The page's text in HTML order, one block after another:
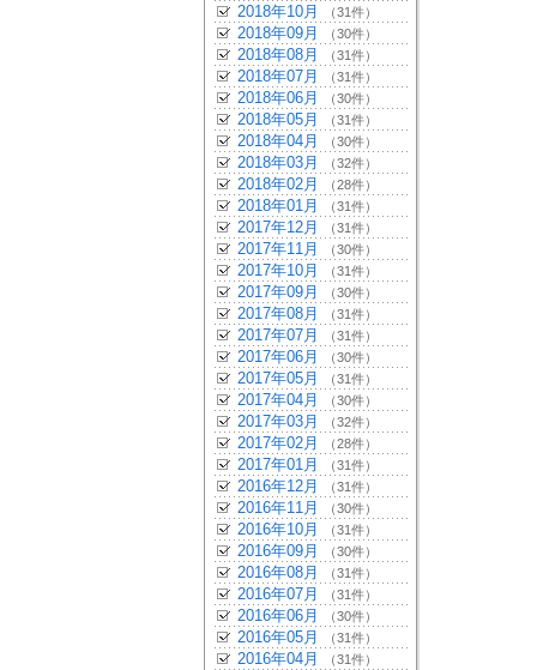
2018年10月 （31件）
2018年09月 （30件）
2018年08月 （31件）
2018年07月 （31件）
2018年06月 （30件）
2018年05月 （31件）
2018年04月 （30件）
2018年03月 （32件）
2018年02月 （28件）
2018年01月 （31件）
2017年12月 （31件）
2017年11月 （30件）
2017年10月 （31件）
2017年09月 （30件）
2017年08月 （31件）
2017年07月 （31件）
2017年06月 （30件）
2017年05月 （31件）
2017年04月 （30件）
2017年03月 （32件）
2017年02月 （28件）
2017年01月 （31件）
2016年12月 （31件）
2016年11月 （30件）
2016年10月 （31件）
2016年09月 （30件）
2016年08月 （31件）
2016年07月 （31件）
2016年06月 （30件）
2016年05月 （31件）
2016年04月 （31件）